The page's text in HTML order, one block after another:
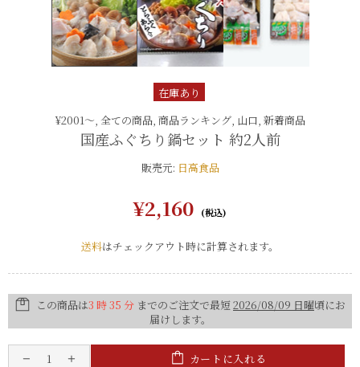
在庫あり
¥2001〜, 全ての商品, 商品ランキング, 山口, 新着商品
国産ふぐちり鍋セット 約2人前
販売元: 日高食品
¥2,160
送料はチェックアウト時に計算されます。
この商品は3 時 35 分 までのご注文で最短2026/08/09 日曜頃にお
届けします。
カートに入れる